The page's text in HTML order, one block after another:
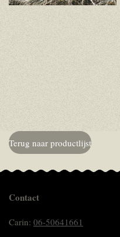
Terug naar productlijst
Contact
Carin: 06-50641661